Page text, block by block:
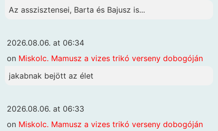
Az asszisztensei, Barta és Bajusz is...
2026.08.06. at 06:34
on Miskolc. Mamusz a vizes trikó verseny dobogóján
jakabnak bejött az élet
2026.08.06. at 06:33
on Miskolc. Mamusz a vizes trikó verseny dobogóján